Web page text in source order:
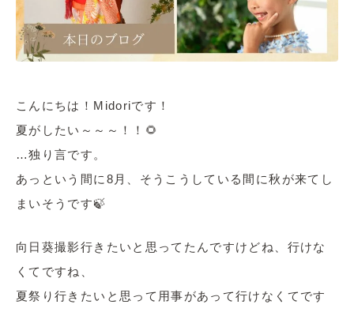
こんにちは！Midoriです！
夏がしたい～～～！！🌻
…独り言です。
あっという間に8月、そうこうしている間に秋が来てし
まいそうです🍃
向日葵撮影行きたいと思ってたんですけどね、行けな
くてですね、
夏祭り行きたいと思って用事があって行けなくてです